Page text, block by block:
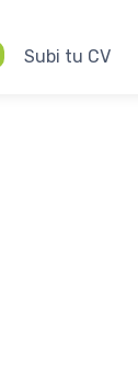
Subi tu CV